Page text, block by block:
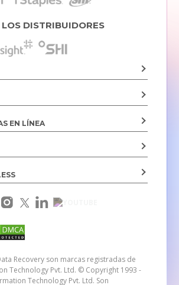
LOS DISTRIBUIDORES
EN LÍNEA
Recovery son marcas registradas de
Technology Pvt. Ltd. © Copyright 1993 -
Technology Pvt. Ltd. Son